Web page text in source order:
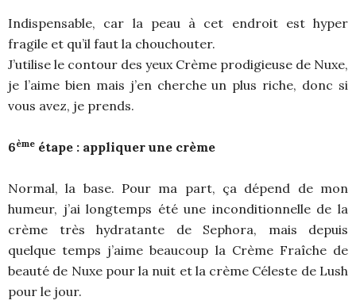
Indispensable, car la peau à cet endroit est hyper
fragile et qu’il faut la chouchouter.
J’utilise le contour des yeux Crème prodigieuse de Nuxe,
je l’aime bien mais j’en cherche un plus riche, donc si
vous avez, je prends.
6ème étape : appliquer une crème
Normal, la base. Pour ma part, ça dépend de mon
humeur, j’ai longtemps été une inconditionnelle de la
crème très hydratante de Sephora, mais depuis
quelque temps j’aime beaucoup la Crème Fraîche de
beauté de Nuxe pour la nuit et la crème Céleste de Lush
pour le jour.